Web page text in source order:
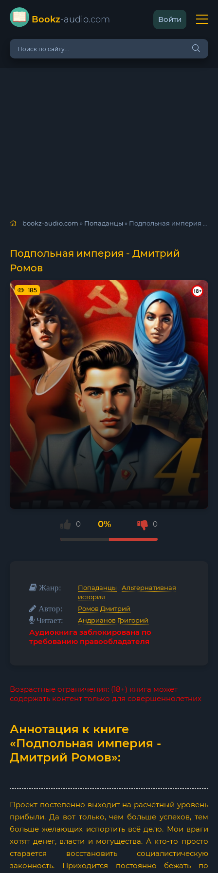
Bookz-audio.com Войти
bookz-audio.com » Попаданцы » Подпольная империя - Дмитрий Ромов
Подпольная империя - Дмитрий
Ромов
185
0 0% 0
Жанр: Попаданцы
Альтернативная
история
Автор: Ромов Дмитрий
Читает: Андрианов Григорий
Аудиокнига заблокирована по
требованию правообладателя
Возрастные ограничения: (18+) книга может
содержать контент только для совершеннолетних
Аннотация к книге
«Подпольная империя -
Дмитрий Ромов»:
Проект постепенно выходит на расчётный уровень
прибыли. Да вот только, чем больше успехов, тем
больше желающих испортить всё дело. Мои враги
хотят денег, власти и могущества. А кто-то просто
старается восстановить социалистическую
законность. Приходится постоянно бежать по